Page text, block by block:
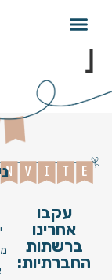
]
עקבו
אחרינו
ברשתות
החברתיות: